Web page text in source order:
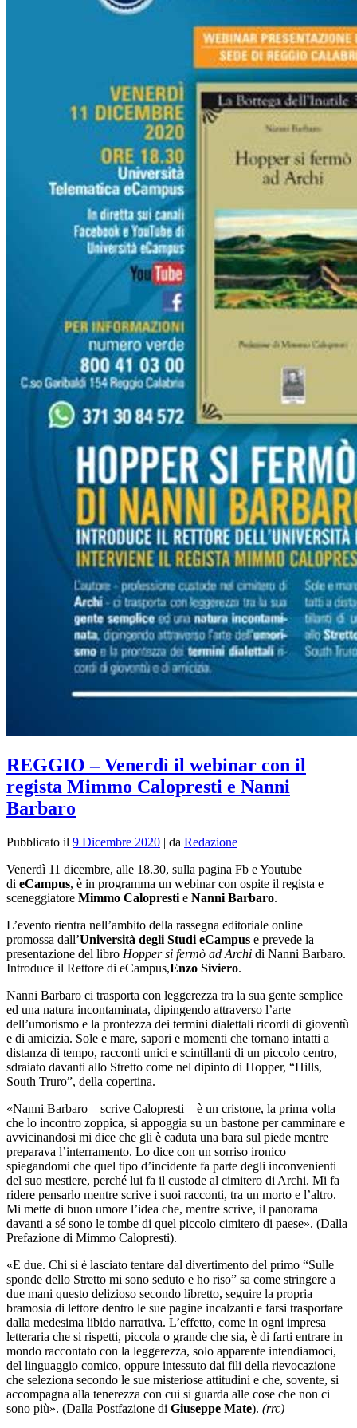
REGGIO – Venerdì il webinar con il
regista Mimmo Calopresti e Nanni
Barbaro
Pubblicato il 9 Dicembre 2020 | da Redazione
Venerdì 11 dicembre, alle 18.30, sulla pagina Fb e Youtube
di eCampus, è in programma un webinar con ospite il regista e
sceneggiatore Mimmo Calopresti e Nanni Barbaro.
L’evento rientra nell’ambito della rassegna editoriale online
promossa dall’Università degli Studi eCampus e prevede la
presentazione del libro Hopper si fermò ad Archi di Nanni Barbaro.
Introduce il Rettore di eCampus,Enzo Siviero.
Nanni Barbaro ci trasporta con leggerezza tra la sua gente semplice
ed una natura incontaminata, dipingendo attraverso l’arte
dell’umorismo e la prontezza dei termini dialettali ricordi di gioventù
e di amicizia. Sole e mare, sapori e momenti che tornano intatti a
distanza di tempo, racconti unici e scintillanti di un piccolo centro,
sdraiato davanti allo Stretto come nel dipinto di Hopper, “Hills,
South Truro”, della copertina.
«Nanni Barbaro – scrive Calopresti – è un cristone, la prima volta
che lo incontro zoppica, si appoggia su un bastone per camminare e
avvicinandosi mi dice che gli è caduta una bara sul piede mentre
preparava l’interramento. Lo dice con un sorriso ironico
spiegandomi che quel tipo d’incidente fa parte degli inconvenienti
del suo mestiere, perché lui fa il custode al cimitero di Archi. Mi fa
ridere pensarlo mentre scrive i suoi racconti, tra un morto e l’altro.
Mi mette di buon umore l’idea che, mentre scrive, il panorama
davanti a sé sono le tombe di quel piccolo cimitero di paese». (Dalla
Prefazione di Mimmo Calopresti).
«E due. Chi si è lasciato tentare dal divertimento del primo “Sulle
sponde dello Stretto mi sono seduto e ho riso” sa come stringere a
due mani questo delizioso secondo libretto, seguire la propria
bramosia di lettore dentro le sue pagine incalzanti e farsi trasportare
dalla medesima libido narrativa. L’effetto, come in ogni impresa
letteraria che si rispetti, piccola o grande che sia, è di farti entrare in
mondo raccontato con la leggerezza, solo apparente intendiamoci,
del linguaggio comico, oppure intessuto dai fili della rievocazione
che seleziona secondo le sue misteriose attitudini e che, sovente, si
accompagna alla tenerezza con cui si guarda alle cose che non ci
sono più». (Dalla Postfazione di Giuseppe Mate). (rrc)